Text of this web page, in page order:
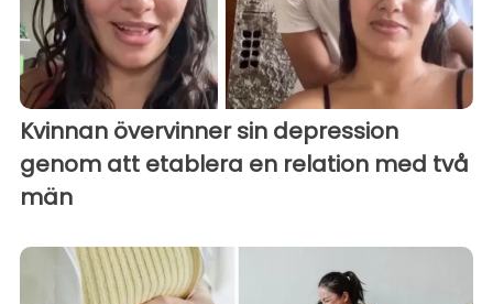
Kvinnan övervinner sin depression
genom att etablera en relation med två
män